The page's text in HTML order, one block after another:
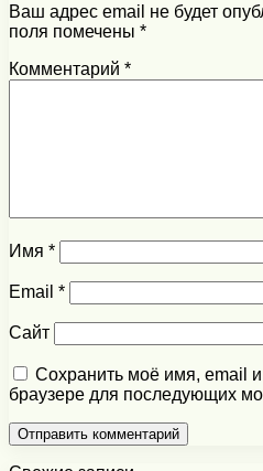
Ваш адрес email не будет
поля помечены *
Комментарий *
Имя *
Email *
Сайт
Сохранить моё имя, email
браузере для последующих